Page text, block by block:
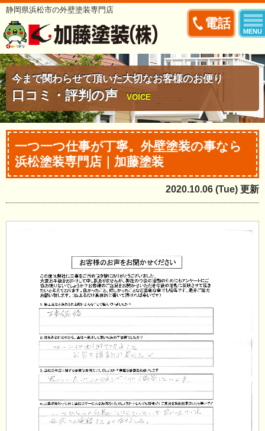
電話
MENU
静岡県浜松市の外壁塗装専門店
今まで関わらせて頂いた大切なお客様のお便り
口コミ・評判の声 VOICE
一つ一つ仕事が丁寧。外壁塗装の事なら
浜松塗装専門店｜加藤塗装
2020.10.06 (Tue) 更新